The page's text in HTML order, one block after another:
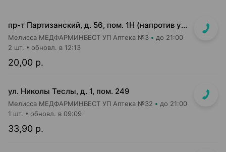
пр-т Партизанский, д. 56, пом. 1Н (напротив ун-га "Беларусь")
Мелисса МЕДФАРМИНВЕСТ УП Аптека №3 до 21:00
20,00 р.
2 шт. обновл. в 12:13
ул. Николы Теслы, д. 1, пом. 249
Мелисса МЕДФАРМИНВЕСТ УП Аптека №32 до 21:00
33,90 р.
1 шт. обновл. в 09:09